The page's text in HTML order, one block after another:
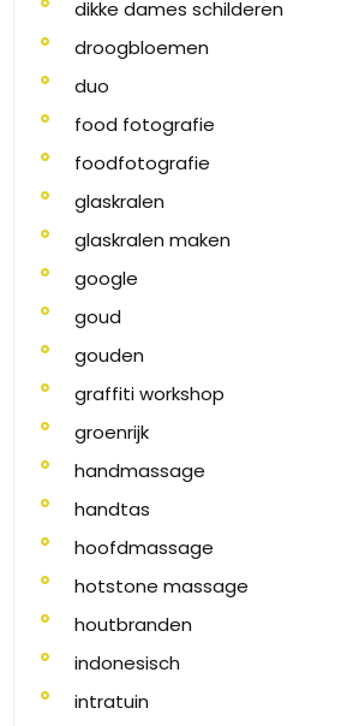
dikke dames schilderen
droogbloemen
duo
food fotografie
foodfotografie
glaskralen
glaskralen maken
google
goud
gouden
graffiti workshop
groenrijk
handmassage
handtas
hoofdmassage
hotstone massage
houtbranden
indonesisch
intratuin